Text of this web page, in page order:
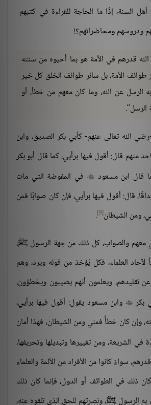
السنة، إذًا ما الحاجة للقراءة في كتبهم
ودروسهم ومحاضراتهم؟!
الله قدرهم في الأمة هو بما أحيوه من سنته
طوائف الأمة، بل سائر طوائف الخلق كل خير
الرسل عن الله، وما كان معهم من خطأ، أو
الله تعالى عنهم- كأبي بكر الصديق، وابن
منهم قال: أقول فيها برأيي، كما قال أبو بكر
قال ابن مسعود في المفوضة التي مات
قال: أقول فيها برأيي، فإن كان صوابًا فمن
ومن الشيطان[9]
.
معهم والصواب، كل ذلك من جهة الرسول ﷺ،
لآحاد العلماء، فكل يُؤخذ من قوله ويرد، وهم
تقليدهم، ويعلمون أنهم يصيبون ويخطؤون،
بكر  وابن مسعود يقول: أقول فيها برأيي،
وإن كان خطأً فمني ومن الشيطان، فهذا أمان
في الشريعة، ومن تغييرها وتبديلها وتحريفها،
سواءً كانوا من الأفراد من الأئمة والعلماء
ذلك في الطوائف أو الدول، فإنما كان ذلك
به الرسول ﷺ، ونصرتهم للحق الذي تلقوه عنه،